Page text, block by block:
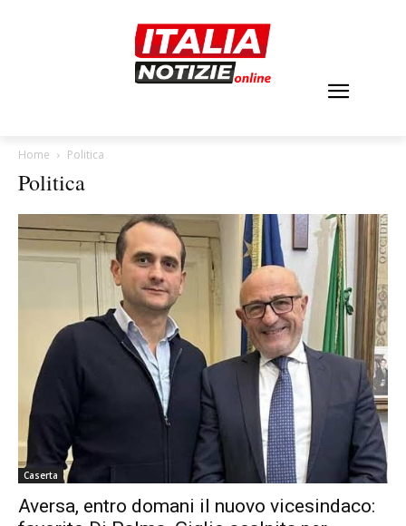
Home Politica
Politica
Caserta
Aversa, entro domani il nuovo vicesindaco: